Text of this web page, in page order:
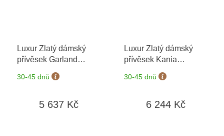
Luxur Zlatý dámský
přívěsek Garland
6670368-4-0-1
možnost výměny do 90
30-45 dnů
5 637 Kč
Luxur Zlatý dámský
přívěsek Kania
+ možnost
výměny do 90 dní
30-45 dnů
6 244 Kč